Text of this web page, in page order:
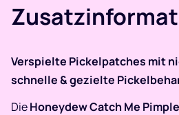
Verspielte Pickelpatches mit
schnelle & gezielte
DieHoneydew Catch Me